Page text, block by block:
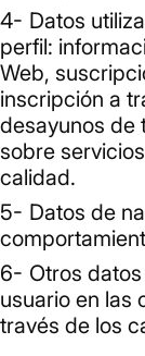
Datos
perfil:
Web,
inscripción a
desayunos de
sobre
calidad.
Datos de
Otros
usuario en las
través de los